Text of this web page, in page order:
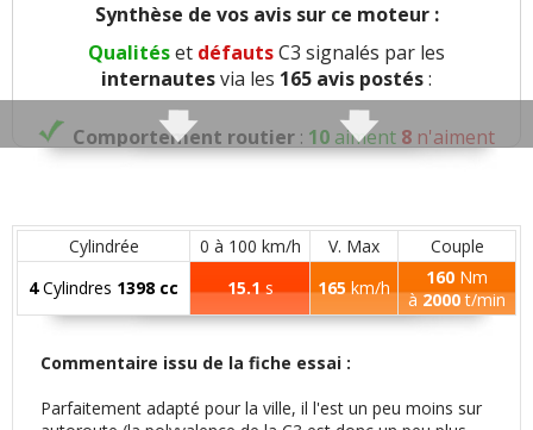
Synthèse de vos avis sur ce moteur :
Qualitéset défautsC3 signalés par les
internautesvia les 165 avis postés:
Comportement routier : 10 aiment 8 n'aiment
pas
Roulis:3n'aiment pas
Précision direction 3n'aiment pas
Freinage aiment 2 n'aiment pas
Cylindrée 0 à 100 km/h V. Max
Couple
4Cylindres 1398 cc 15.1s 165km/h 160 Nm
à2000t/min
Commentaire issu de la fiche essai :
Parfaitement adapté pour la ville, il l'est un peu moins sur